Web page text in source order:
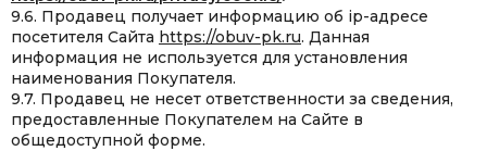
9.6. Продавец получает информацию об ip-адресе
посетителя Сайта https://obuv-pk.ru. Данная
информация не используется для установления
наименования Покупателя.
9.7. Продавец не несет ответственности за сведения,
предоставленные Покупателем на Сайте в
общедоступной форме.